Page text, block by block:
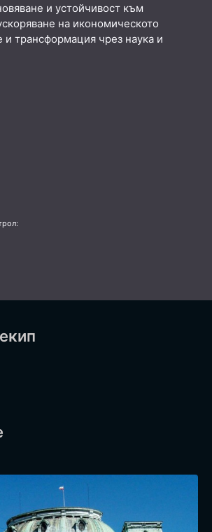
и устойчивост към
на икономическото
и трансформация чрез наука и